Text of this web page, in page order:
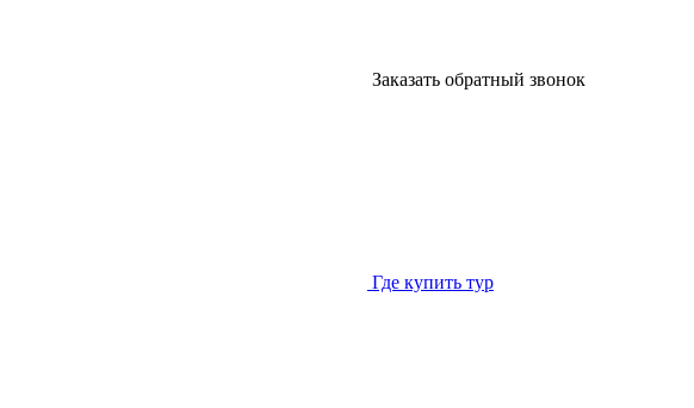
Заказать обратный звонок
Где купить тур